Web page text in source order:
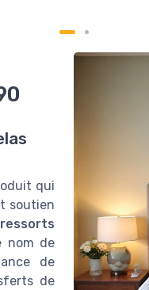
qui
soutien
nom de
de
de